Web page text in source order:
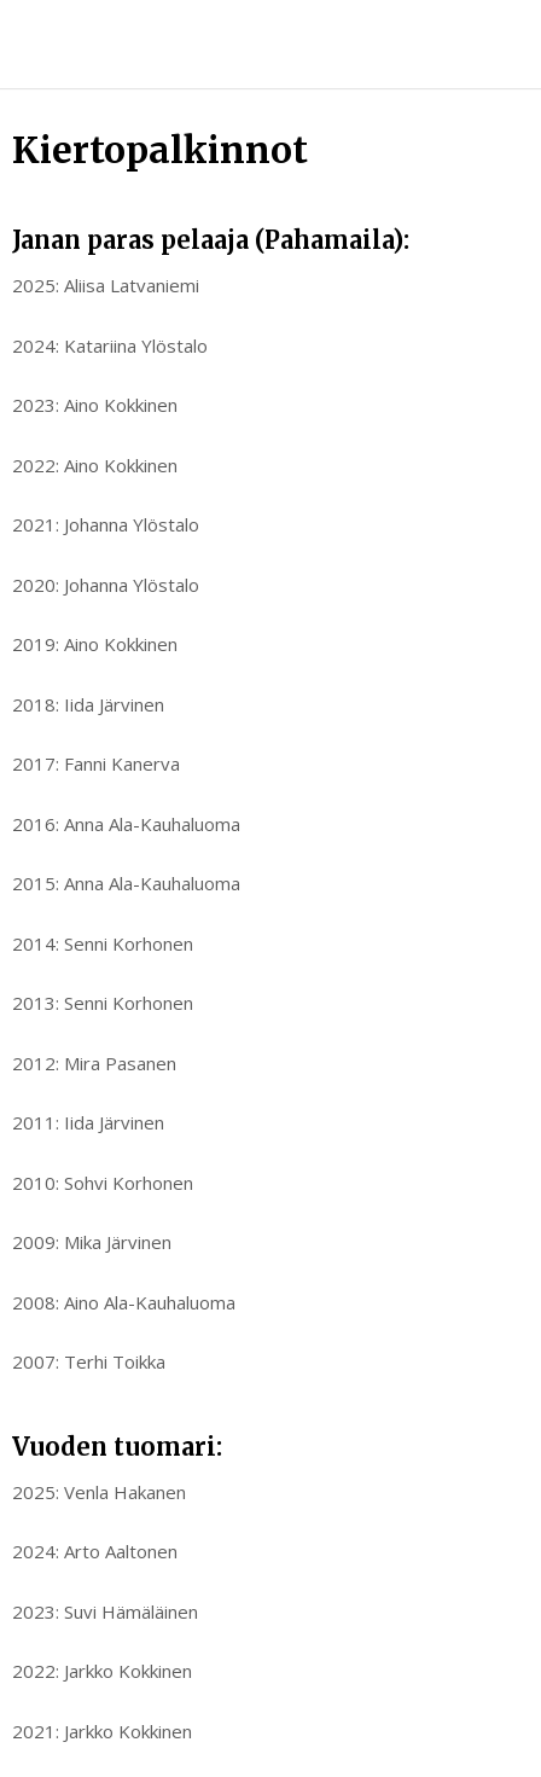
Kiertopalkinnot
Janan paras pelaaja (Pahamaila):
2025: Aliisa Latvaniemi
2024: Katariina Ylöstalo
2023: Aino Kokkinen
2022: Aino Kokkinen
2021: Johanna Ylöstalo
2020: Johanna Ylöstalo
2019: Aino Kokkinen
2018: Iida Järvinen
2017: Fanni Kanerva
2016: Anna Ala-Kauhaluoma
2015: Anna Ala-Kauhaluoma
2014: Senni Korhonen
2013: Senni Korhonen
2012: Mira Pasanen
2011: Iida Järvinen
2010: Sohvi Korhonen
2009: Mika Järvinen
2008: Aino Ala-Kauhaluoma
2007: Terhi Toikka
Vuoden tuomari:
2025: Venla Hakanen
2024: Arto Aaltonen
2023: Suvi Hämäläinen
2022: Jarkko Kokkinen
2021: Jarkko Kokkinen